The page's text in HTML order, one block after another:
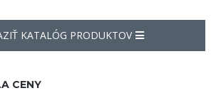
KATALÓG PRODUKTOV
CENY